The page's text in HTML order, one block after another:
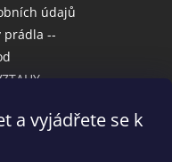
a vyjádřete se k
údajů
prádla --